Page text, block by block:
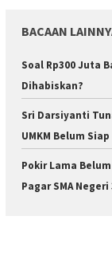
BACAAN
Soal Rp300 Juta
Dihabiskan?
Sri Darsiyanti
UMKM Belum
Pokir Lama
Pagar SMA Negeri